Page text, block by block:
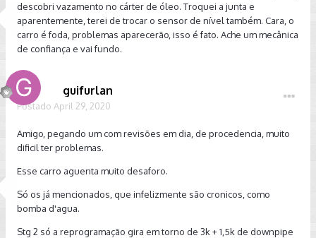
descobri vazamento no cárter de óleo. Troquei a junta e
aparentemente, terei de trocar o sensor de nível também. Cara, o
carro é foda, problemas aparecerão, isso é fato. Ache um mecânica
de confiança e vai fundo.
guifurlan
Postado April 29, 2020
Amigo, pegando um com revisões em dia, de procedencia, muito
dificil ter problemas.
Esse carro aguenta muito desaforo.
Só os já mencionados, que infelizmente são cronicos, como
bomba d'agua.
Stg 2 só a reprogramação gira em torno de 3k + 1,5k de downpipe